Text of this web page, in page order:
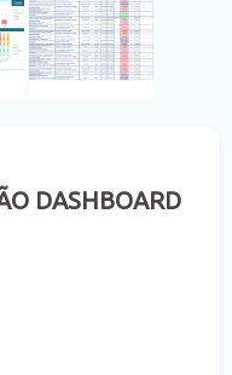
DASHBOARD